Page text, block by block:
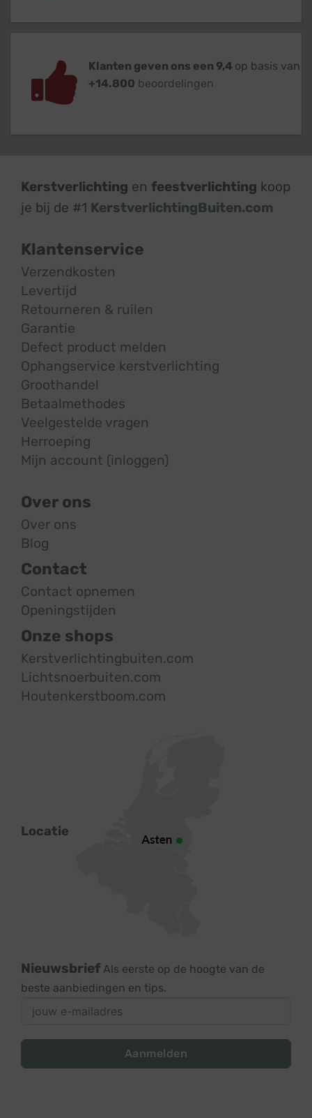
Klanten geven ons een 9,4 op basis van
+14.800 beoordelingen
Kerstverlichting en feestverlichting koop
je bij de #1 KerstverlichtingBuiten.com
Klantenservice
Verzendkosten
Levertijd
Retourneren & ruilen
Garantie
Defect product melden
Ophangservice kerstverlichting
Groothandel
Betaalmethodes
Veelgestelde vragen
Herroeping
Mijn account (inloggen)
Over ons
Over ons
Blog
Contact
Contact opnemen
Openingstijden
Onze shops
Kerstverlichtingbuiten.com
Lichtsnoerbuiten.com
Houtenkerstboom.com
Locatie
Nieuwsbrief Als eerste op de hoogte van de
beste aanbiedingen en tips.
Aanmelden